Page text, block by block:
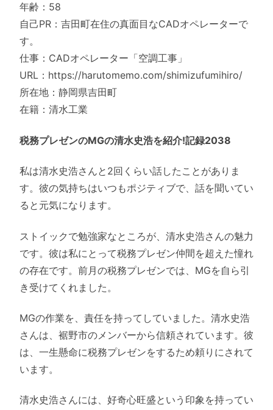
年齢：58
自己PR：吉田町在住の真面目なCADオペレーターで
す。
仕事：CADオペレーター「空調工事」
URL：https://harutomemo.com/shimizufumihiro/
所在地：静岡県吉田町
在籍：清水工業
税務プレゼンのMGの清水史浩を紹介!記録2038
私は清水史浩さんと2回くらい話したことがありま
す。彼の気持ちはいつもポジティブで、話を聞いてい
ると元気になります。
ストイックで勉強家なところが、清水史浩さんの魅力
です。彼は私にとって税務プレゼン仲間を超えた憧れ
の存在です。前月の税務プレゼンでは、MGを自ら引
き受けてくれました。
MGの作業を、責任を持ってしていました。清水史浩
さんは、裾野市のメンバーから信頼されています。彼
は、一生懸命に税務プレゼンをするため頼りにされて
います。
清水史浩さんには、好奇心旺盛という印象を持ってい